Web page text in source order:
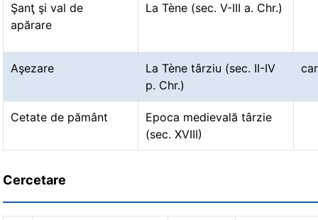
Şanţ şi val de
apărare
La Tène (sec. V-III a. Chr.)
Aşezare
La Tène târziu (sec. II-IV
p. Chr.)
Cetate de pământ
Epoca medievală târzie
(sec. XVIII)
Cercetare